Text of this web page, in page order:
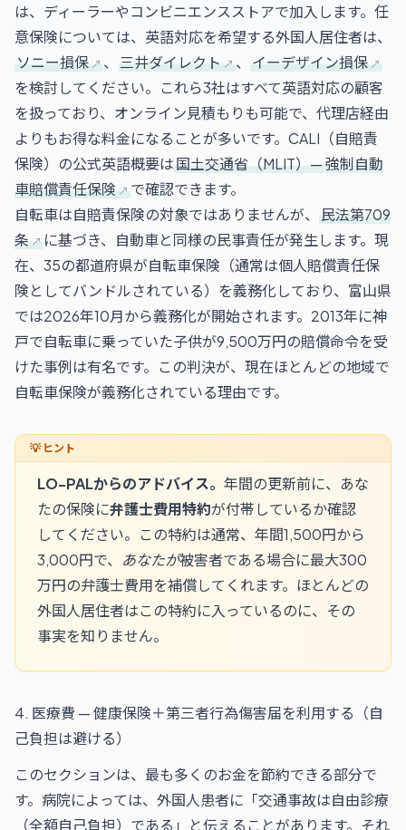
は、ディーラーやコンビニエンスストアで加入します。任
意保険については、英語対応を希望する外国人居住者は、
ソニー損保
、 三井ダイレクト 、 イーデザイン損保
を検討してください。これら3社はすべて英語対応の顧客
を扱っており、オンライン見積もりも可能で、代理店経由
よりもお得な料金になることが多いです。CALI（自賠責
保険）の公式英語概要は国土交通省（MLIT）— 強制自動
車賠償責任保険
で確認できます。
自転車は自賠責保険の対象ではありませんが、 民法第709
条
に基づき、自動車と同様の民事責任が発生します。現
在、35の都道府県が自転車保険（通常は個人賠償責任保
険としてバンドルされている）を義務化しており、富山県
では2026年10月から義務化が開始されます。2013年に神
戸で自転車に乗っていた子供が9,500万円の賠償命令を受
けた事例は有名です。この判決が、現在ほとんどの地域で
自転車保険が義務化されている理由です。
LO-PALからのアドバイス。 年間の更新前に、あな
たの保険に弁護士費用特約が付帯しているか確認
してください。この特約は通常、年間1,500円から
3,000円で、 あなたが被害者である場合に最大300
万円の弁護士費用を補償してくれます。ほとんどの
外国人居住者はこの特約に入っているのに、その
事実を知りません。
4. 医療費 — 健康保険＋第三者行為傷害届を利用する（自
己負担は避ける）
このセクションは、最も多くのお金を節約できる部分で
す。病院によっては、外国人患者に「交通事故は自由診療
（全額自己負担）である」と伝えることがあります。それ